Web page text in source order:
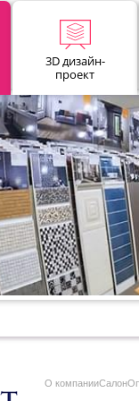
3D дизайн-
проект
О компанииCалон